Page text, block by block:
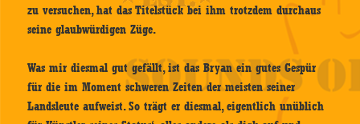
zu versuchen, hat das Titelstück bei ihm trotzdem durchaus
seine glaubwürdigen Züge.
Was mir diesmal gut gefällt, ist das Bryan ein gutes Gespür
für die im Moment schweren Zeiten der meisten seiner
Landsleute aufweist. So trägt er diesmal, eigentlich unüblich